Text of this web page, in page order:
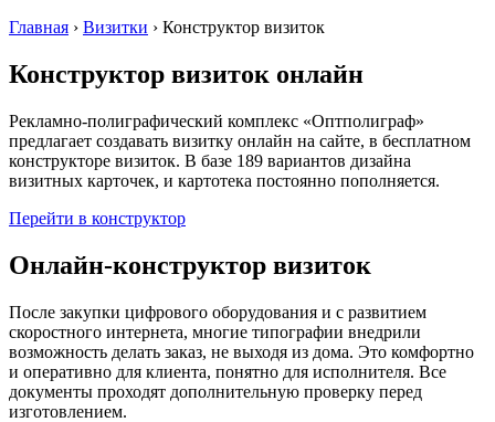
Главная › Визитки › Конструктор визиток
Конструктор визиток онлайн
Рекламно-полиграфический комплекс «Оптполиграф»
предлагает создавать визитку онлайн на сайте, в бесплатном
конструкторе визиток. В базе 189 вариантов дизайна
визитных карточек, и картотека постоянно пополняется.
Перейти в конструктор
Онлайн-конструктор визиток
После закупки цифрового оборудования и с развитием
скоростного интернета, многие типографии внедрили
возможность делать заказ, не выходя из дома. Это комфортно
и оперативно для клиента, понятно для исполнителя. Все
документы проходят дополнительную проверку перед
изготовлением.